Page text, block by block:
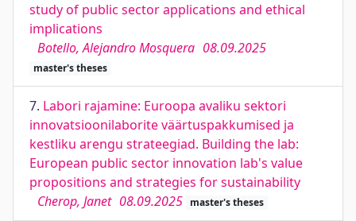
study of public sector applications and ethical
implications
Botello, Alejandro Mosquera 08.09.2025
master's theses
7. Labori rajamine: Euroopa avaliku sektori
innovatsioonilaborite väärtuspakkumised ja
kestliku arengu strateegiad. Building the lab:
European public sector innovation lab's value
propositions and strategies for sustainability
Cherop, Janet 08.09.2025 master's theses